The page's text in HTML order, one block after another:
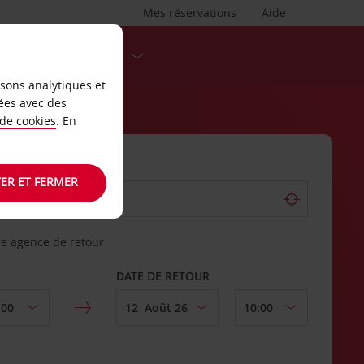
Aide
Mes réservations
agence de retour
DATE DE RETOUR
analytiques et
avec des
cookies. En
ET FERMER